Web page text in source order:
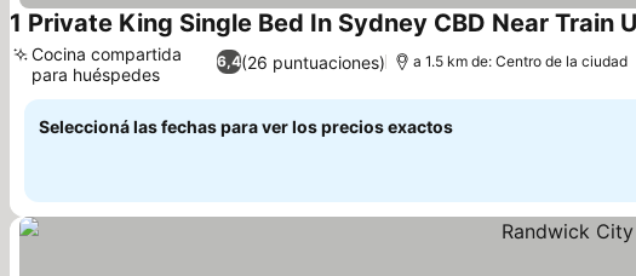
6,4(26 puntuaciones)
Cocina compartida
para huéspedes
a 1.5 km de: Centro de la ciudad
Seleccioná las fechas para ver los precios exactos